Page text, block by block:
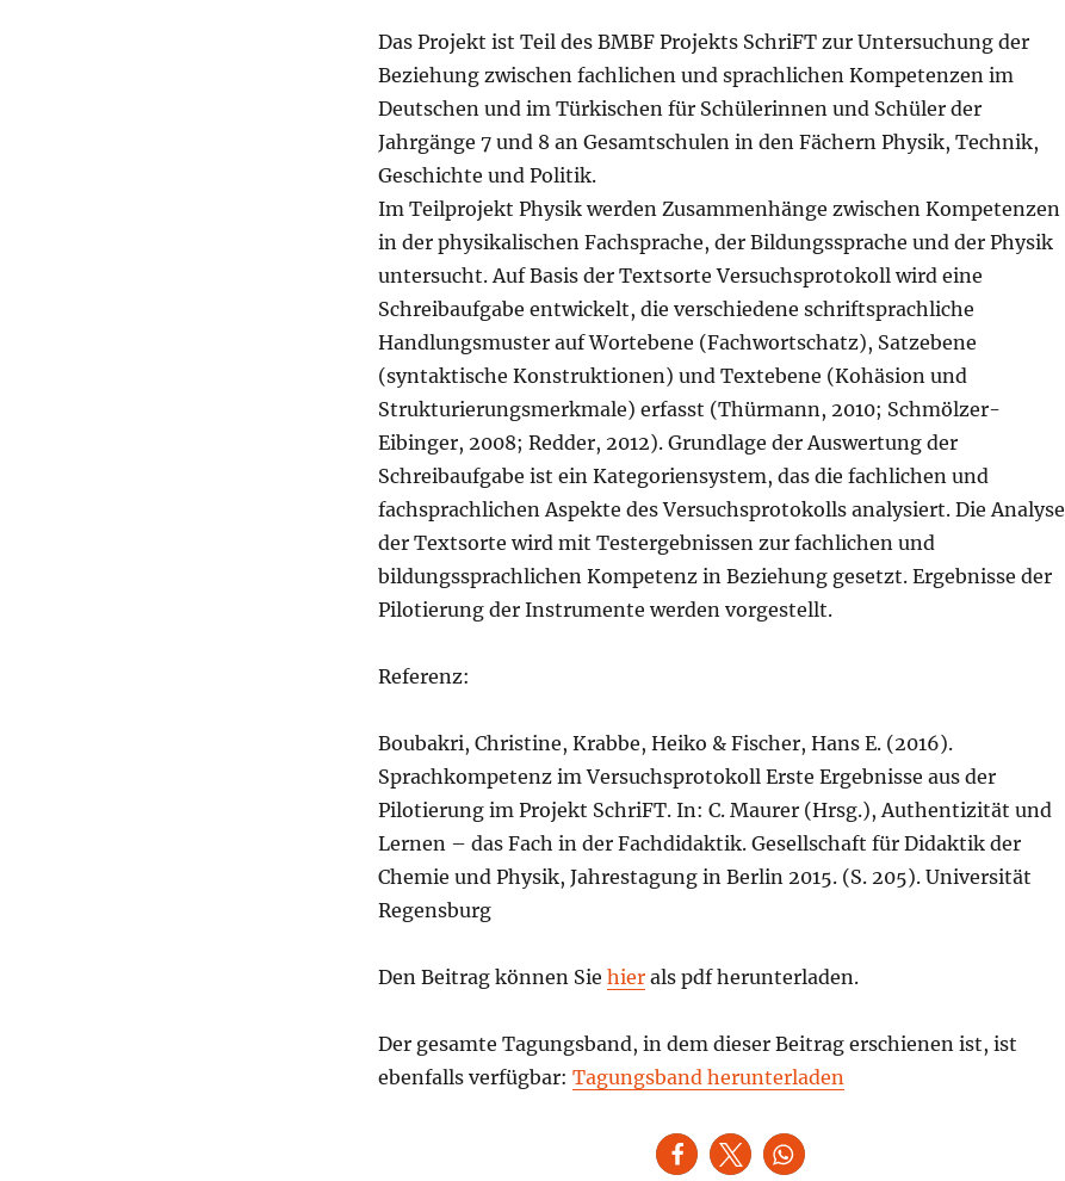
Das Projekt ist Teil des BMBF Projekts SchriFT zur Untersuchung der
Beziehung zwischen fachlichen und sprachlichen Kompetenzen im
Deutschen und im Türkischen für Schülerinnen und Schüler der
Jahrgänge 7 und 8 an Gesamtschulen in den Fächern Physik, Technik,
Geschichte und Politik.
Im Teilprojekt Physik werden Zusammenhänge zwischen Kompetenzen
in der physikalischen Fachsprache, der Bildungssprache und der Physik
untersucht. Auf Basis der Textsorte Versuchsprotokoll wird eine
Schreibaufgabe entwickelt, die verschiedene schriftsprachliche
Handlungsmuster auf Wortebene (Fachwortschatz), Satzebene
(syntaktische Konstruktionen) und Textebene (Kohäsion und
Strukturierungsmerkmale) erfasst (Thürmann, 2010; Schmölzer-
Eibinger, 2008; Redder, 2012). Grundlage der Auswertung der
Schreibaufgabe ist ein Kategoriensystem, das die fachlichen und
fachsprachlichen Aspekte des Versuchsprotokolls analysiert. Die Analyse
der Textsorte wird mit Testergebnissen zur fachlichen und
bildungssprachlichen Kompetenz in Beziehung gesetzt. Ergebnisse der
Pilotierung der Instrumente werden vorgestellt.
Referenz:
Boubakri, Christine, Krabbe, Heiko & Fischer, Hans E. (2016).
Sprachkompetenz im Versuchsprotokoll Erste Ergebnisse aus der
Pilotierung im Projekt SchriFT. In: C. Maurer (Hrsg.), Authentizität und
Lernen – das Fach in der Fachdidaktik. Gesellschaft für Didaktik der
Chemie und Physik, Jahrestagung in Berlin 2015. (S. 205). Universität
Regensburg
Den Beitrag können Sie hierals pdf herunterladen.
Der gesamte Tagungsband, in dem dieser Beitrag erschienen ist, ist
ebenfalls verfügbar: Tagungsband herunterladen